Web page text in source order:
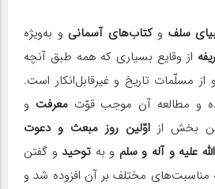
سلف وکتاب‌های آسمانی و به‌ویژه
از وقایع بسیاری که همه طبق آنچه
از مسلّمات تاریخ و غیرقابل‌انکار است.
و مطالعه آن موجب قوّتمعرفت و
بخش از اوّلین روز مبعث و دعوت
علیه و آله و سلم و به توحیدو گفتن
مناسبت‌های مختلف بر آن افزوده شد و